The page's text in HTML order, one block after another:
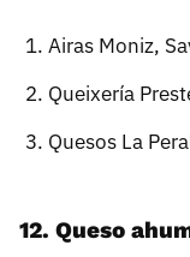
Airas Moniz,
Queixería
Quesos La
12. Queso